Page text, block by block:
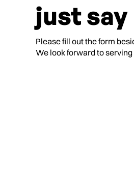
just say
Please fill out the form
We look forward to serving